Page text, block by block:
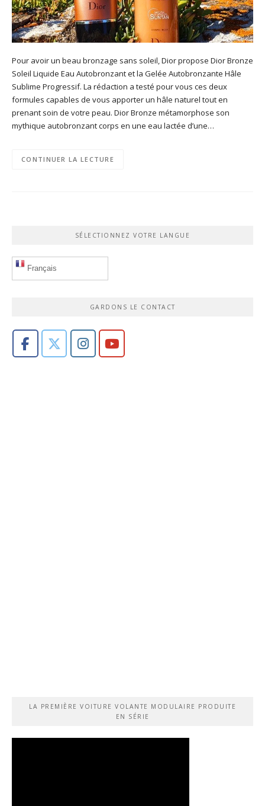
Pour avoir un beau bronzage sans soleil, Dior propose Dior Bronze
Soleil Liquide Eau Autobronzant et la Gelée Autobronzante Hâle
Sublime Progressif. La rédaction a testé pour vous ces deux
formules capables de vous apporter un hâle naturel tout en
prenant soin de votre peau. Dior Bronze métamorphose son
mythique autobronzant corps en une eau lactée d’une…
CONTINUER LA LECTURE
SÉLECTIONNEZ VOTRE LANGUE
Français
GARDONS LE CONTACT
LA PREMIÈRE VOITURE VOLANTE MODULAIRE PRODUITE
EN SÉRIE